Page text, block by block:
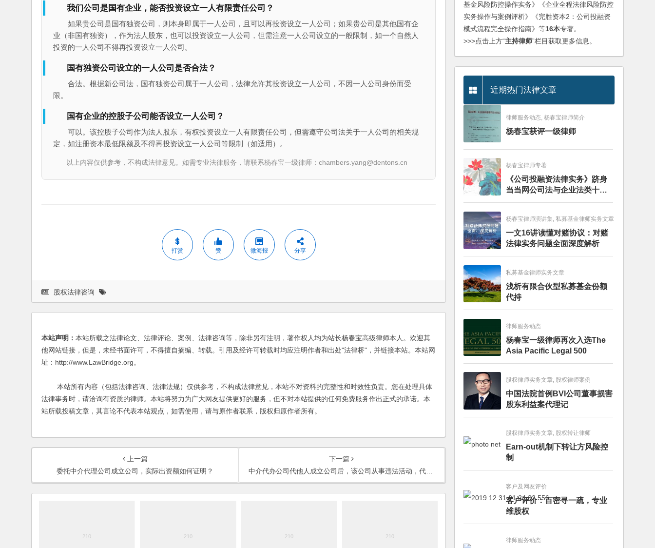
我们公司是国有企业，能否投资设立一人有限责任公司？
如果贵公司是国有独资公司，则本身即属于一人公司，且可以再投资设立一人公司；如果贵公司是其他国有企
业（非国有独资），作为法人股东，也可以投资设立一人公司，但需注意一人公司设立的一般限制，如一个自然人
投资的一人公司不得再投资设立一人公司。
国有独资公司设立的一人公司是否合法？
合法。根据新公司法，国有独资公司属于一人公司，法律允许其投资设立一人公司，不因一人公司身份而受
限。
国有企业的控股子公司能否设立一人公司？
可以。该控股子公司作为法人股东，有权投资设立一人有限责任公司，但需遵守公司法关于一人公司的相关规
定，如注册资本最低限额及不得再投资设立一人公司等限制（如适用）。
以上内容仅供参考，不构成法律意见。如需专业法律服务，请联系杨春宝一级律师：chambers.yang@dentons.cn
打赏 赞 微海报 分享
股权法律咨询
本站声明： 本站所载之法律论文、法律评论、案例、法律咨询等，除非另有注明，著作权人均为站长杨春宝高级律师本人。欢迎其
他网站链接，但是，未经书面许可，不得擅自摘编、转载。引用及经许可转载时均应注明作者和出处"法律桥"，并链接本站。本站网
址：http://www.LawBridge.org。
本站所有内容（包括法律咨询、法律法规）仅供参考，不构成法律意见，本站不对资料的完整性和时效性负责。您在处理具体
法律事务时，请洽询有资质的律师。本站将努力为广大网友提供更好的服务，但不对本站提供的任何免费服务作出正式的承诺。本
站所载投稿文章，其言论不代表本站观点，如需使用，请与原作者联系，版权归原作者所有。
上一篇
委托中介代理公司成立公司，实际出资额如何证明？
下一篇
中介代办公司代他人成立公司后，该公司从事违法活动，代办的代理公司会不会因此负责任？
基金风险防控操作实务》《企业全程法律风险防控
实务操作与案例评析》《完胜资本2：公司投融资
模式流程完全操作指南》等16本专著。
>>>点击上方“主持律师”栏目获取更多信息。
近期热门法律文章
律师服务动态, 杨春宝律师简介
杨春宝获评一级律师
杨春宝律师专著
《公司投融资法律实务》跻身
当当网公司法与企业法类十大
畅销图书榜
杨春宝律师演讲集, 私募基金律师实务文章
一文16讲读懂对赌协议：对赌
法律实务问题全面深度解析
私募基金律师实务文章
浅析有限合伙型私募基金份额
代持
律师服务动态
杨春宝一级律师再次入选The
Asia Pacific Legal 500
股权律师实务文章, 股权律师案例
中国法院首例BVI公司董事损害
股东利益案代理记
股权律师实务文章, 股权转让律师
Earn-out机制下转让方风险控
制
客户及网友评价
客户评价：百密寻一疏，专业
维股权
律师服务动态